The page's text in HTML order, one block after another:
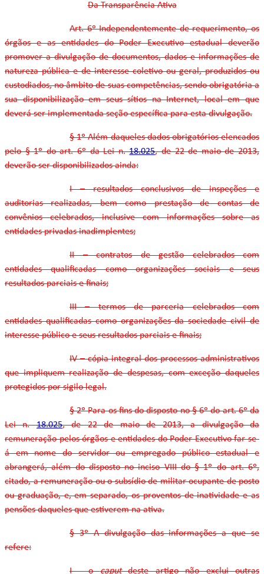
Da Transparência Ativa
Art. 6º Independentemente de requerimento, os
órgãos e as entidades do Poder Executivo estadual deverão
promover a divulgação de documentos, dados e informações de
natureza pública e de interesse coletivo ou geral, produzidos ou
custodiados, no âmbito de suas competências, sendo obrigatória a
sua disponibilização em seus sítios na Internet, local em que
deverá ser implementada seção específica para esta divulgação.
§ 1º Além daqueles dados obrigatórios elencados
pelo § 1º do art. 6º da Lei n.18.025, de 22 de maio de 2013,
deverão ser disponibilizados ainda:
I – resultados conclusivos de inspeções e
auditorias realizadas, bem como prestação de contas de
convênios celebrados, inclusive com informações sobre as
entidades privadas inadimplentes;
II – contratos de gestão celebrados com
entidades qualificadas como organizações sociais e seus
resultados parciais e finais;
III – termos de parceria celebrados com
entidades qualificadas como organizações da sociedade civil de
interesse público e seus resultados parciais e finais;
IV – cópia integral dos processos administrativos
que impliquem realização de despesas, com exceção daqueles
protegidos por sigilo legal.
§ 2º Para os fins do disposto no § 6º do art. 6º da
Lei n.18.025, de 22 de maio de 2013, a divulgação da
remuneração pelos órgãos e entidades do Poder Executivo far-se-
á em nome do servidor ou empregado público estadual e
abrangerá, além do disposto no inciso VIII do § 1º do art. 6º,
citado, a remuneração ou o subsídio de militar ocupante de posto
ou graduação, e, em separado, os proventos de inatividade e as
pensões daqueles que estiverem na ativa.
§ 3º A divulgação das informações a que se
refere:
I - ocaputdeste artigo não exclui outras